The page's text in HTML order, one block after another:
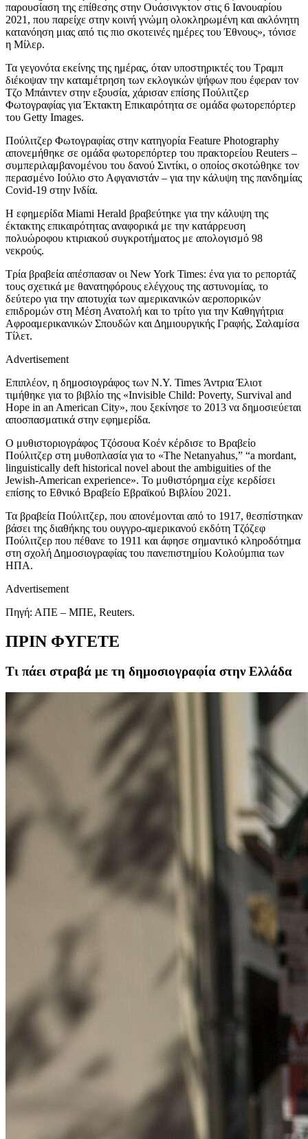
παρουσίαση της επίθεσης στην Ουάσινγκτον στις 6 Ιανουαρίου
2021, που παρείχε στην κοινή γνώμη ολοκληρωμένη και ακλόνητη
κατανόηση μιας από τις πιο σκοτεινές ημέρες του Έθνους», τόνισε
η Μίλερ.
Τα γεγονότα εκείνης της ημέρας, όταν υποστηρικτές του Τραμπ
διέκοψαν την καταμέτρηση των εκλογικών ψήφων που έφεραν τον
Τζο Μπάιντεν στην εξουσία, χάρισαν επίσης Πούλιτζερ
Φωτογραφίας για Έκτακτη Επικαιρότητα σε ομάδα φωτορεπόρτερ
του Getty Images.
Πούλιτζερ Φωτογραφίας στην κατηγορία Feature Photography
απονεμήθηκε σε ομάδα φωτορεπόρτερ του πρακτορείου Reuters –
συμπεριλαμβανομένου του δανού Σιντίκι, ο οποίος σκοτώθηκε τον
περασμένο Ιούλιο στο Αφγανιστάν – για την κάλυψη της πανδημίας
Covid-19 στην Ινδία.
Η εφημερίδα Miami Herald βραβεύτηκε για την κάλυψη της
έκτακτης επικαιρότητας αναφορικά με την κατάρρευση
πολυώροφου κτιριακού συγκροτήματος με απολογισμό 98
νεκρούς.
Τρία βραβεία απέσπασαν οι New York Times: ένα για το ρεπορτάζ
τους σχετικά με θανατηφόρους ελέγχους της αστυνομίας, το
δεύτερο για την αποτυχία των αμερικανικών αεροπορικών
επιδρομών στη Μέση Ανατολή και το τρίτο για την Καθηγήτρια
Αφροαμερικανικών Σπουδών και Δημιουργικής Γραφής, Σαλαμίσα
Τίλετ.
Advertisement
Επιπλέον, η δημοσιογράφος των N.Y. Times Άντρια Έλιοτ
τιμήθηκε για το βιβλίο της «Invisible Child: Poverty, Survival and
Hope in an American City», που ξεκίνησε το 2013 να δημοσιεύεται
αποσπασματικά στην εφημερίδα.
Ο μυθιστοριογράφος Τζόσουα Κοέν κέρδισε το Βραβείο
Πούλιτζερ στη μυθοπλασία για το «The Netanyahus,” “a mordant,
linguistically deft historical novel about the ambiguities of the
Jewish-American experience». Το μυθιστόρημα είχε κερδίσει
επίσης το Εθνικό Βραβείο Εβραϊκού Βιβλίου 2021.
Τα βραβεία Πούλιτζερ, που απονέμονται από το 1917, θεσπίστηκαν
βάσει της διαθήκης του ουγγρο-αμερικανού εκδότη Τζόζεφ
Πούλιτζερ που πέθανε το 1911 και άφησε σημαντικό κληροδότημα
στη σχολή Δημοσιογραφίας του πανεπιστημίου Κολούμπια των
ΗΠΑ.
Advertisement
Πηγή: ΑΠΕ – ΜΠΕ, Reuters.
ΠΡΙΝ ΦΥΓΕΤΕ
Τι πάει στραβά με τη δημοσιογραφία στην Ελλάδα